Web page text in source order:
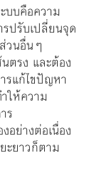
บบคือความ
ปรับเปลี่ยนจุด
วนอื่นๆ
ตรง และต้อง
รแก้ไขปัญหา
ให้ความ
ร
อย่างต่อเนื่อง
ะยาวก็ตาม